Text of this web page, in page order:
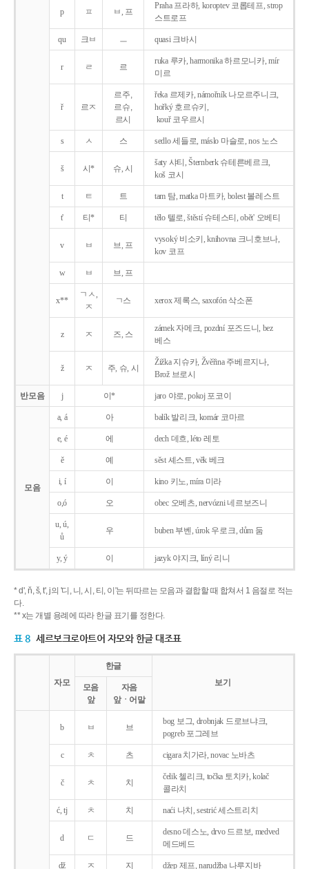
p ㅍ ㅂ, 프
Praha 프라하, koroptev 코롭테프, strop
스트로프
qu 크ㅂ ㅡ quasi 크바시
r ㄹ 르
ruka 루카, harmonika 하르모니카, mír
미르
ř 르ㅈ
르주,
르슈,
르시
řeka 르제카, námořník 나모르주니크,
hořký 호르슈키,
kouř 코우르시
s ㅅ 스 sedlo 세들로, máslo 마슬로, nos 노스
š 시* 슈, 시
šaty 샤티, Šternberk 슈테른베르크,
koš 코시
t ㅌ 트 tam 탐, matka 마트카, bolest 볼레스트
t' 티* 티 tělo 텔로, štěstí 슈테스티, obět' 오베티
v ㅂ 브, 프
vysoký 비소키, knihovna 크니호브나,
kov 코프
w ㅂ 브, 프
x**
ㄱㅅ,
ㅈ
ㄱ스 xerox 제록스, saxofón 삭소폰
z ㅈ 즈, 스
zámek 자메크, pozdní 포즈드니, bez
베스
ž ㅈ 주, 슈, 시
Žižka 지슈카, Žvěřina 주베르지나,
Brož 브로시
반모음 j 이* jaro 야로, pokoj 포코이
모음
a, á 아 balík 발리크, komár 코마르
e, é 에 dech 데흐, léto 레토
ě 예 sěst 셰스트, věk 베크
i, í 이 kino 키노, míra 미라
o,ó 오 obec 오베츠, nervózni 네르보즈니
u, ú,
ů
우 buben 부벤, úrok 우로크, dům 둠
y, ý 이 jazyk야지크, líný 리니
* d', ň, š, t', j의 '디, 니, 시, 티, 이'는 뒤따르는 모음과 결합할 때 합쳐서 1 음절로 적는
다.
** x는 개별 용례에 따라 한글 표기를 정한다.
표 8 세르보크로아트어 자모와 한글 대조표
자모
한글
보기
모음
앞
자음
앞ㆍ어말
b ㅂ 브
bog 보그, drobnjak 드로브냐크,
pogreb 포그레브
c ㅊ 츠 cigara 치가라, novac 노바츠
č ㅊ 치
čelik 첼리크, točka 토치카, kolač
콜라치
ć, tj ㅊ 치 naći 나치, sestrić 세스트리치
d ㄷ 드
desno 데스노, drvo 드르보, medved
메드베드
dž ㅈ 지 džep 제프, narudžba 나루지바